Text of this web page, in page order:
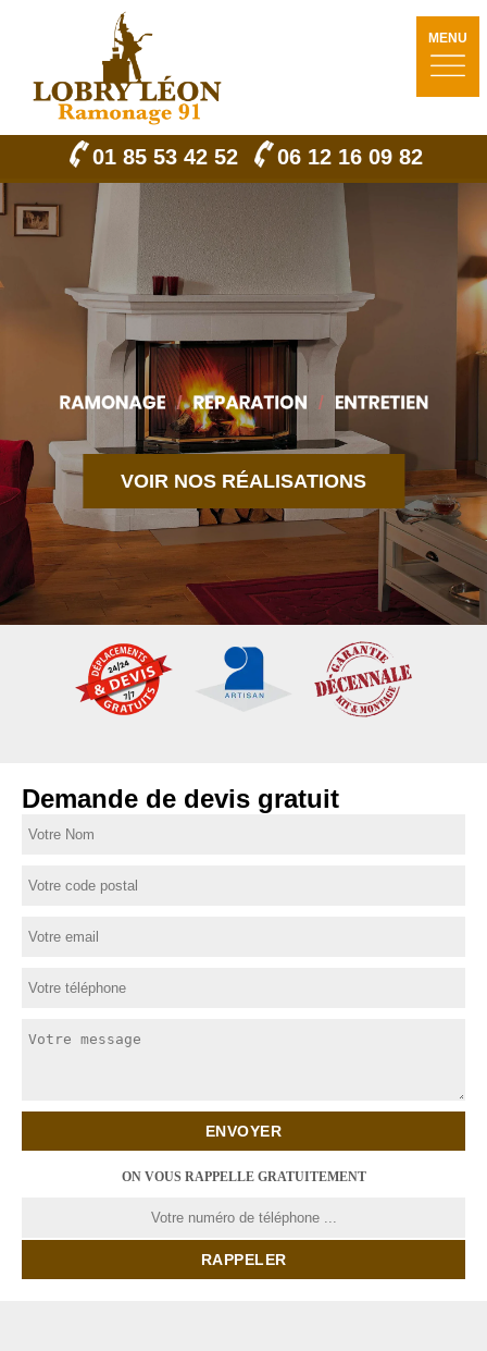
MENU
01 85 53 42 52 06 12 16 09 82
VOIR NOS RÉALISATIONS
Demande de devis gratuit
ON VOUS RAPPELLE GRATUITEMENT